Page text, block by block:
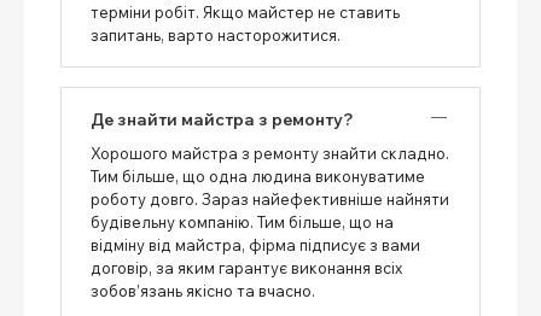
терміни робіт. Якщо майстер не ставить
запитань, варто насторожитися.
Де знайти майстра з ремонту?
Хорошого майстра з ремонту знайти складно.
Тим більше, що одна людина виконуватиме
роботу довго. Зараз найефективніше найняти
будівельну компанію. Тим більше, що на
відміну від майстра, фірма підписує з вами
договір, за яким гарантує виконання всіх
зобов’язань якісно та вчасно.